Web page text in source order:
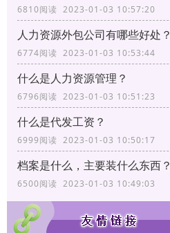
6810阅读 2023-01-03 10:57:20
人力资源外包公司有哪些好处？
6774阅读 2023-01-03 10:53:44
什么是人力资源管理？
6796阅读 2023-01-03 10:51:23
什么是代发工资？
6999阅读 2023-01-03 10:50:17
档案是什么，主要装什么东西？
6500阅读 2023-01-03 10:49:03